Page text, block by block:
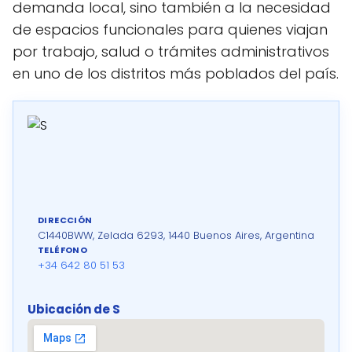
demanda local, sino también a la necesidad
de espacios funcionales para quienes viajan
por trabajo, salud o trámites administrativos
en uno de los distritos más poblados del país.
DIRECCIÓN
C1440BWW, Zelada 6293, 1440 Buenos Aires, Argentina
TELÉFONO
+34 642 80 51 53
Ubicación de S